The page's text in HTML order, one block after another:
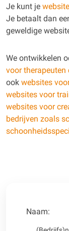
Je kunt je
Je betaalt dan
geweldige
We ontwikkelen
voor
ook websites
websites voor
websites voor
bedrijven zoals
Naam: